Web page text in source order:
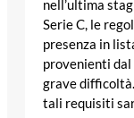
nell’ultima
Serie C, le
presenza in
provenienti
grave
tali requisiti